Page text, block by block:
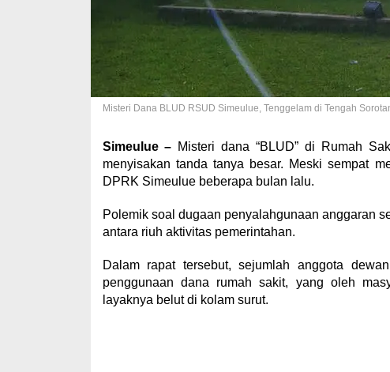
Misteri Dana BLUD RSUD Simeulue, Tenggelam di Tengah
Simeulue – Misteri dana “BLUD” di Rumah
menyisakan tanda tanya besar. Meski sempat
DPRK Simeulue beberapa bulan lalu.
Polemik soal dugaan penyalahgunaan anggaran
antara riuh aktivitas pemerintahan.
Dalam rapat tersebut, sejumlah anggota
penggunaan dana rumah sakit, yang oleh
layaknya belut di kolam surut.